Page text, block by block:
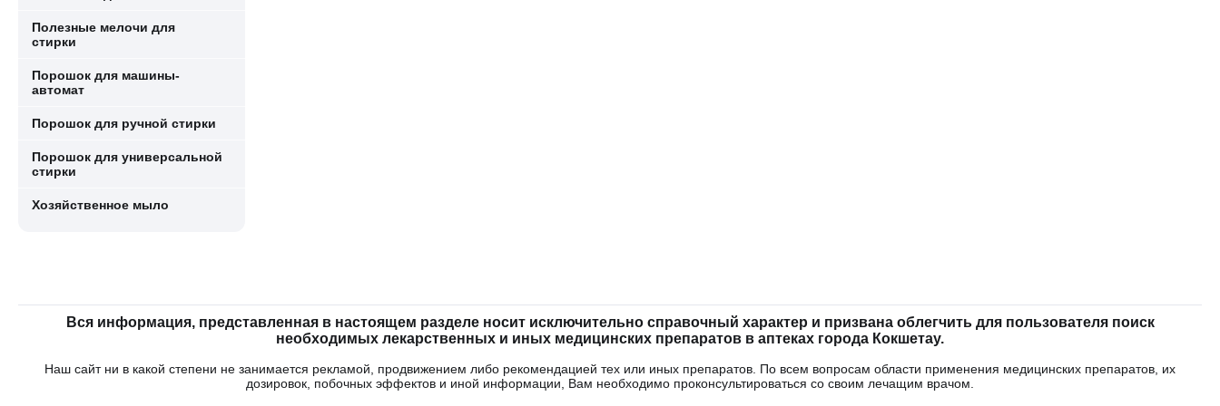
Полезные мелочи для
стирки
Порошок для машины-
автомат
Порошок для ручной стирки
Порошок для универсальной
стирки
Хозяйственное мыло
Вся информация, представленная в настоящем разделе носит исключительно справочный характер и призвана облегчить для пользователя поиск
необходимых лекарственных и иных медицинских препаратов в аптеках города Кокшетау.
Наш сайт ни в какой степени не занимается рекламой, продвижением либо рекомендацией тех или иных препаратов. По всем вопросам области применения медицинских препаратов, их
дозировок, побочных эффектов и иной информации, Вам необходимо проконсультироваться со своим лечащим врачом.